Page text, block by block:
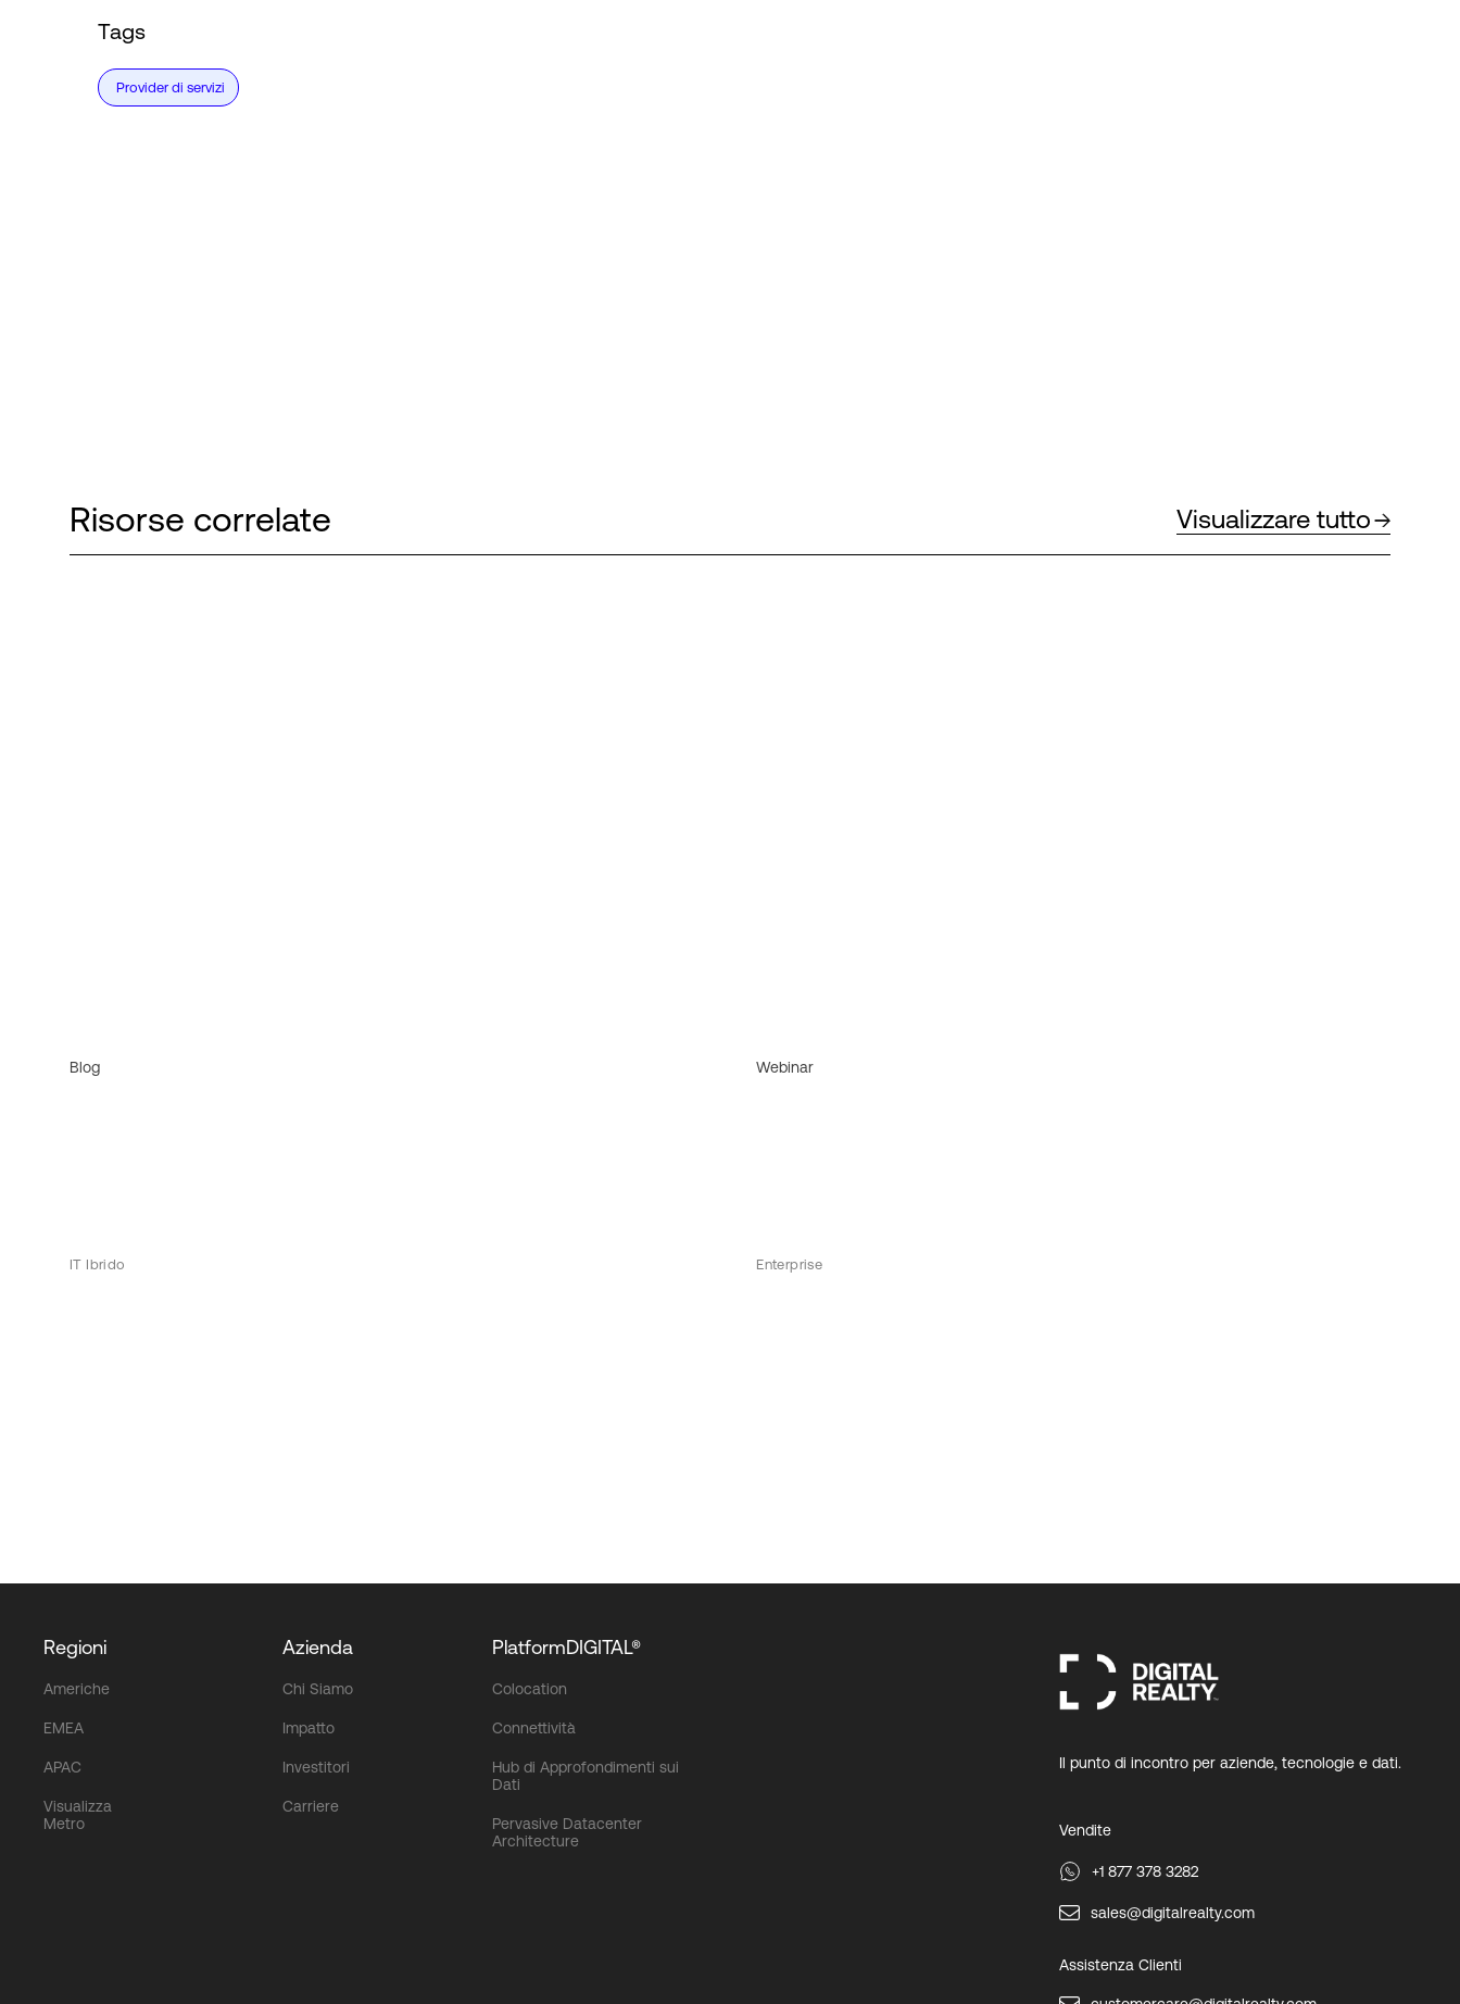
Tags
Provider di servizi
Risorse correlate Visualizzare tutto
Blog
IT Ibrido
Webinar
Enterprise
Regioni
Americhe
EMEA
APAC
Visualizza
Metro
Azienda
Chi Siamo
Impatto
Investitori
Carriere
PlatformDIGITAL®
Colocation
Connettività
Hub di Approfondimenti sui
Dati
Pervasive Datacenter
Architecture
Il punto di incontro per aziende, tecnologie e dati.
Vendite
+1 877 378 3282
sales@digitalrealty.com
Assistenza Clienti